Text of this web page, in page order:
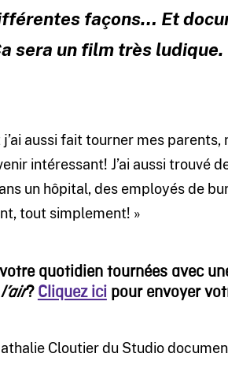
façons… Et
sera un film très ludique.
j’ai aussi fait tourner mes
intéressant! J’ai aussi trouvé
un hôpital, des employés de
tout simplement! »
quotidien tournées avec
?Cliquez icipour envoyer
Cloutier du Studio